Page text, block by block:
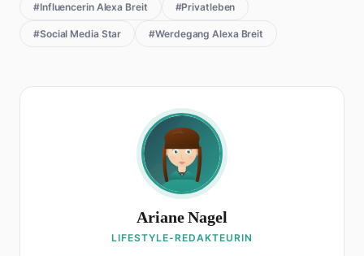
#Influencerin Alexa Breit #Privatleben
#Social Media Star #Werdegang Alexa Breit
Ariane Nagel
LIFESTYLE-REDAKTEURIN